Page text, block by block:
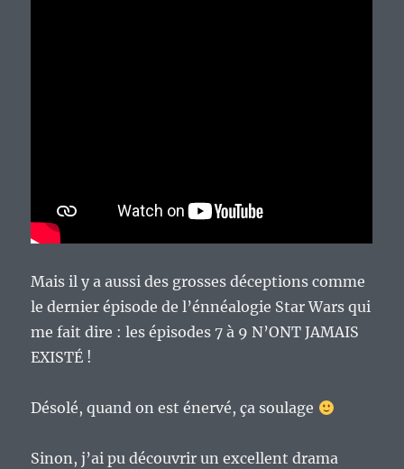
Mais il y a aussi des grosses déceptions comme
le dernier épisode de l’énnéalogie Star Wars qui
me fait dire : les épisodes 7 à 9 N’ONT JAMAIS
EXISTÉ !
Désolé, quand on est énervé, ça soulage
Sinon, j’ai pu découvrir un excellent drama